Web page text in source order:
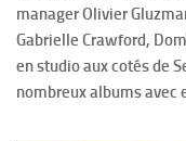
manager Olivier
Gabrielle Crawford,
en studio aux cotés de
nombreux albums avec